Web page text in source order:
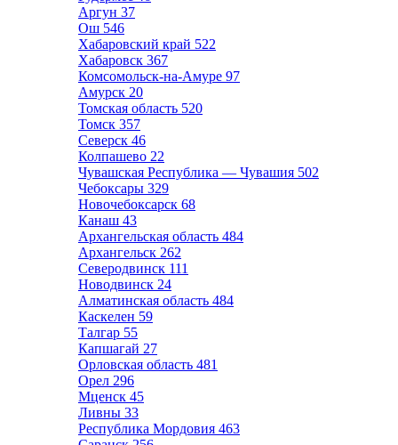
Аргун 37
Ош 546
Хабаровский край 522
Хабаровск 367
Комсомольск-на-Амуре 97
Амурск 20
Томская область 520
Томск 357
Северск 46
Колпашево 22
Чувашская Республика — Чувашия 502
Чебоксары 329
Новочебоксарск 68
Канаш 43
Архангельская область 484
Архангельск 262
Северодвинск 111
Новодвинск 24
Алматинская область 484
Каскелен 59
Талгар 55
Капшагай 27
Орловская область 481
Орел 296
Мценск 45
Ливны 33
Республика Мордовия 463